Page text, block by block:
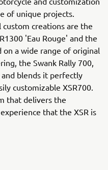
of unique projects.
creations are the
'Eau Rouge' and the
on a wide range of original
the Swank Rally 700,
and blends it perfectly
customizable XSR700.
that delivers the
that the XSR is